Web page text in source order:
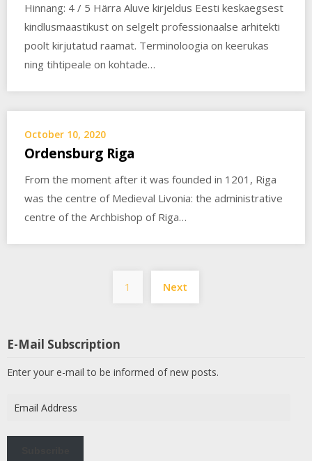
Hinnang: 4 / 5 Härra Aluve kirjeldus Eesti keskaegsest
kindlusmaastikust on selgelt professionaalse arhitekti
poolt kirjutatud raamat. Terminoloogia on keerukas
ning tihtipeale on kohtade…
October 10, 2020
Ordensburg Riga
From the moment after it was founded in 1201, Riga
was the centre of Medieval Livonia: the administrative
centre of the Archbishop of Riga…
Posts
pagination
1 Next
E-Mail Subscription
Enter your e-mail to be informed of new posts.
Address